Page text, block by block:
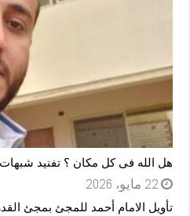
هل الله فى كل مكان ؟ تفنيد
22 مايو، 2026
تأويل الامام أحمد للمجئ بمجئ